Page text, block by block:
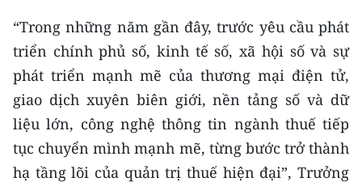
TIN MỚI
TIN ĐỊA PHƯƠNG
Trung du và miền núi phía Bắc
Đồng bằng sông Hồng
“Trong những năm gần đây, trước yêu cầu phát
triển chính phủ số, kinh tế số, xã hội số và sự
phát triển mạnh mẽ của thương mại điện tử,
giao dịch xuyên biên giới, nền tảng số và dữ
liệu lớn, công nghệ thông tin ngành thuế tiếp
tục chuyển mình mạnh mẽ, từng bước trở thành
hạ tầng lõi của quản trị thuế hiện đại”, Trưởng